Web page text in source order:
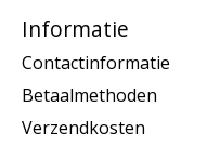
Informatie
Contactinformatie
Betaalmethoden
Verzendkosten